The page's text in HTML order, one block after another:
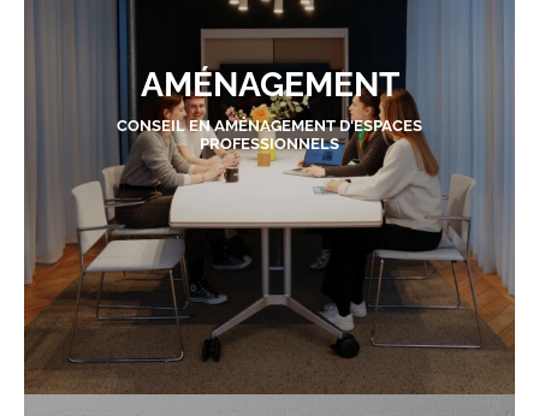
AMÉNAGEMENT
CONSEIL EN AMÉNAGEMENT D'ESPACES
PROFESSIONNELS